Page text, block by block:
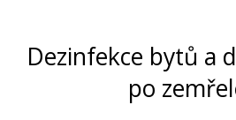
Dezinfekce bytů a
po